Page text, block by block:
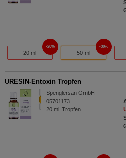
20 ml
20%
50 ml
30%
URESIN-Entoxin Tropfen
Spenglersan GmbH
05701173
20 ml Tropfen